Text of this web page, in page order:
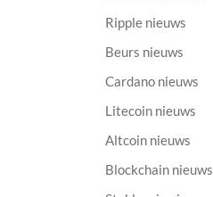
Ripple nieuws
Beurs nieuws
Cardano nieuws
Litecoin nieuws
Altcoin nieuws
Blockchain nieuws